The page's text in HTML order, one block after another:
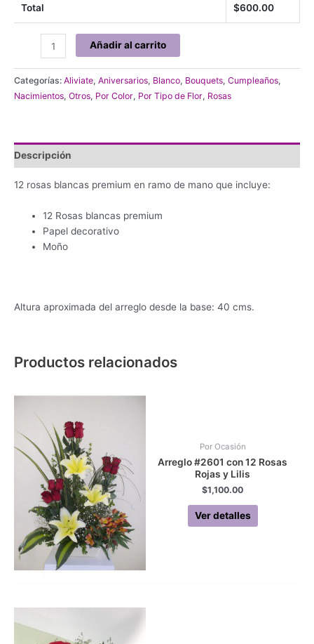
Total $600.00
12
Rosas
Blancas
Añadir al carrito
Categorías: Aliviate, Aniversarios, Blanco, Bouquets, Cumpleaños,
Nacimientos, Otros, Por Color, Por Tipo de Flor, Rosas
Descripción
12 rosas blancas premium en ramo de mano que incluye:
12 Rosas blancas premium
Papel decorativo
Moño
Altura aproximada del arreglo desde la base: 40 cms.
Productos relacionados
Por Ocasión
Arreglo #2601 con 12 Rosas
Rojas y Lilis
$1,100.00
Ver detalles